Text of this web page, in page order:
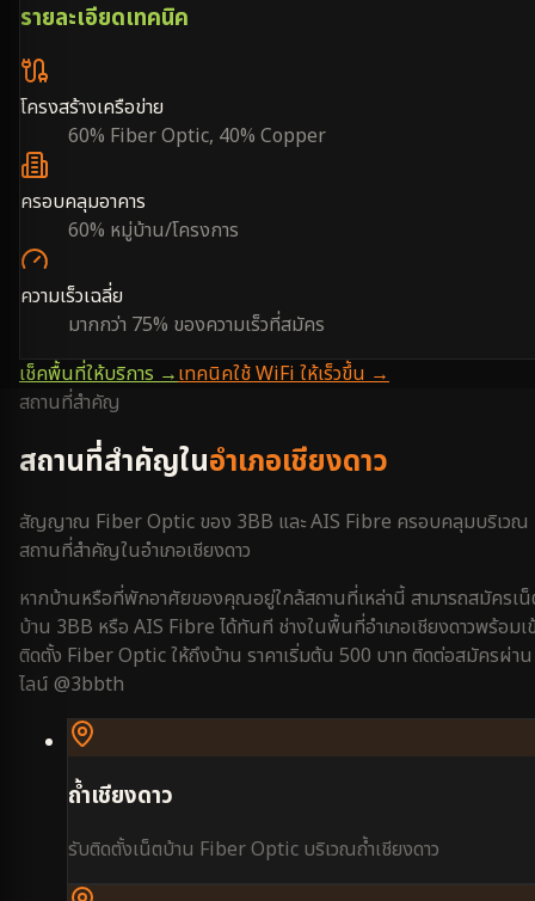
รายละเอียดเทคนิค
โครงสร้างเครือข่าย
60% Fiber Optic, 40% Copper
ครอบคลุมอาคาร
60% หมู่บ้าน/โครงการ
ความเร็วเฉลี่ย
มากกว่า 75% ของความเร็วที่สมัคร
เช็คพื้นที่ให้บริการ →เทคนิคใช้ WiFi ให้เร็วขึ้น →
สถานที่สำคัญ
สถานที่สำคัญในอำเภอเชียงดาว
สัญญาณ Fiber Optic ของ 3BB และ AIS Fibre ครอบคลุมบริเวณ
สถานที่สำคัญในอำเภอเชียงดาว
หากบ้านหรือที่พักอาศัยของคุณอยู่ใกล้สถานที่เหล่านี้ สามารถสมัครเ
บ้าน 3BB หรือ AIS Fibre ได้ทันที ช่างในพื้นที่อำเภอเชียงดาวพร้อมเ
ติดตั้ง Fiber Optic ให้ถึงบ้าน ราคาเริ่มต้น 500 บาท ติดต่อสมัครผ่าน
ไลน์ @3bbth
ถ้ำเชียงดาว
รับติดตั้งเน็ตบ้าน Fiber Optic บริเวณถ้ำเชียงดาว